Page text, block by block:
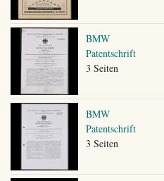
BMW
Patentschrift
3 Seiten
BMW
Patentschrift
3 Seiten